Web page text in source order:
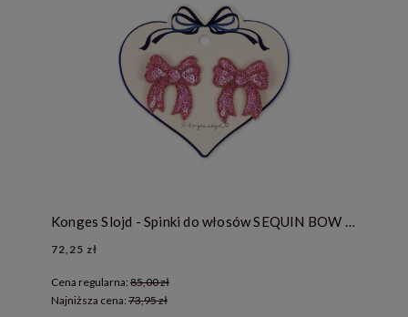
Konges Slojd - Spinki do włosów SEQUIN BOW - RAPTURE ROSE
72,25 zł
Cena regularna: 85,00 zł
Najniższa cena: 73,95 zł